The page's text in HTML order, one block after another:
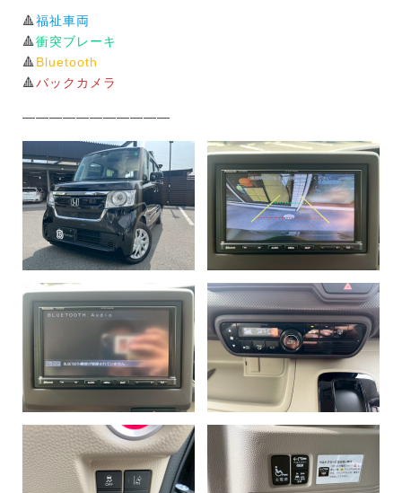
🔺福祉車両
🔺衝突ブレーキ
🔺Bluetooth
🔺バックカメラ
———————————